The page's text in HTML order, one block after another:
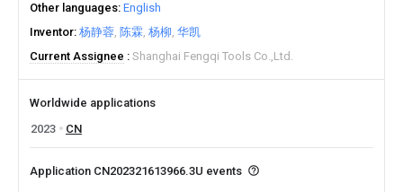
Other languages English
Inventor 杨静蓉 陈霖 杨柳 华凯
Current Assignee
Shanghai Fengqi Tools Co.,Ltd.
Worldwide applications
2023
CN
Application CN202321613966.3U events